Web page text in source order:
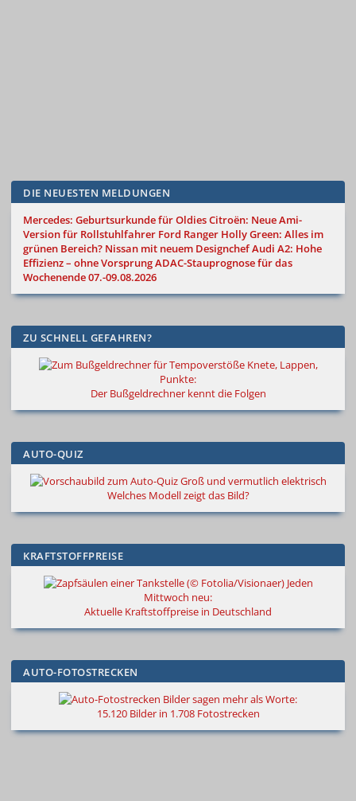
DIE NEUESTEN MELDUNGEN
Mercedes: Geburtsurkunde für OldiesCitroën: Neue Ami-
Version für Rollstuhlfahrer Ford Ranger Holly Green: Alles im
grünen Bereich? Nissan mit neuem DesignchefAudi A2: Hohe
Effizienz – ohne VorsprungADAC-Stauprognose für das
Wochenende 07.-09.08.2026
ZU SCHNELL GEFAHREN?
Knete, Lappen,
Punkte:
Der Bußgeldrechner kennt die Folgen
AUTO-QUIZ
Groß und vermutlich elektrisch
Welches Modell zeigt das Bild?
KRAFTSTOFFPREISE
Jeden
Mittwoch neu:
Aktuelle Kraftstoffpreise in Deutschland
AUTO-FOTOSTRECKEN
Bilder sagen mehr als Worte:
15.120 Bilder in 1.708 Fotostrecken